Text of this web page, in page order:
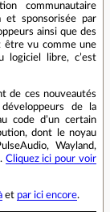
communautaire
et sponsorisée par
ainsi que des
être vu comme une
logiciel libre, c’est
de ces nouveautés
de la
code d’un certain
dont le noyau
Wayland,
Cliquez ici pour voir
et par ici encore.